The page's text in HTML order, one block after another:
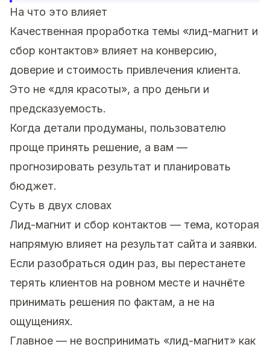
На что это влияет
Качественная проработка темы «лид-магнит и
сбор контактов» влияет на конверсию,
доверие и стоимость привлечения клиента.
Это не «для красоты», а про деньги и
предсказуемость.
Когда детали продуманы, пользователю
проще принять решение, а вам —
прогнозировать результат и планировать
бюджет.
Суть в двух словах
Лид-магнит и сбор контактов — тема, которая
напрямую влияет на результат сайта и заявки.
Если разобраться один раз, вы перестанете
терять клиентов на ровном месте и начнёте
принимать решения по фактам, а не на
ощущениях.
Главное — не воспринимать «лид-магнит» как